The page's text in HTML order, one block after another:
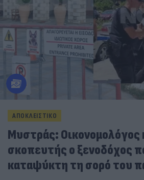
ΑΠΟΚΛΕΙΣΤΙΚΟ
Μυστράς: Οικονομολόγος
σκοπευτής ο ξενοδόχος
καταψύκτη τη σορό του